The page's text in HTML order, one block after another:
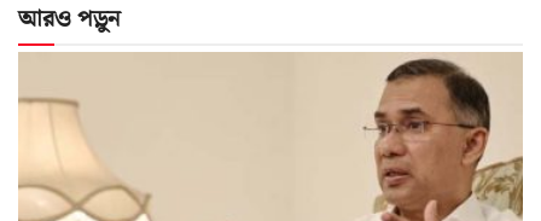
আরও পড়ুন